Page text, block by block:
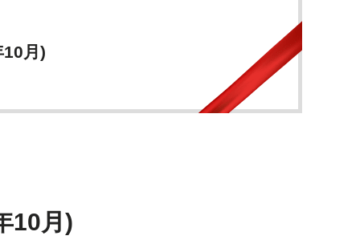
月)
10月)